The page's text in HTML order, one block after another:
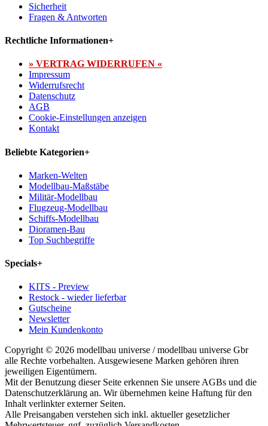
Sicherheit
Fragen & Antworten
Rechtliche Informationen+
» VERTRAG WIDERRUFEN «
Impressum
Widerrufsrecht
Datenschutz
AGB
Cookie-Einstellungen anzeigen
Kontakt
Beliebte Kategorien+
Marken-Welten
Modellbau-Maßstäbe
Militär-Modellbau
Flugzeug-Modellbau
Schiffs-Modellbau
Dioramen-Bau
Top Suchbegriffe
Specials+
KITS - Preview
Restock - wieder lieferbar
Gutscheine
Newsletter
Mein Kundenkonto
Copyright © 2026 modellbau universe / modellbau universe Gbr
alle Rechte vorbehalten. Ausgewiesene Marken gehören ihren
jeweiligen Eigentümern.
Mit der Benutzung dieser Seite erkennen Sie unsere AGBs und die
Datenschutzerklärung an. Wir übernehmen keine Haftung für den
Inhalt verlinkter externer Seiten.
Alle Preisangaben verstehen sich inkl. aktueller gesetzlicher